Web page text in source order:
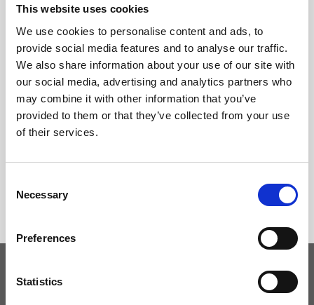
This website uses cookies
We use cookies to personalise content and ads, to
provide social media features and to analyse our traffic.
We also share information about your use of our site with
our social media, advertising and analytics partners who
may combine it with other information that you’ve
provided to them or that they’ve collected from your use
of their services.
Selection
Necessary
Preferences
Statistics